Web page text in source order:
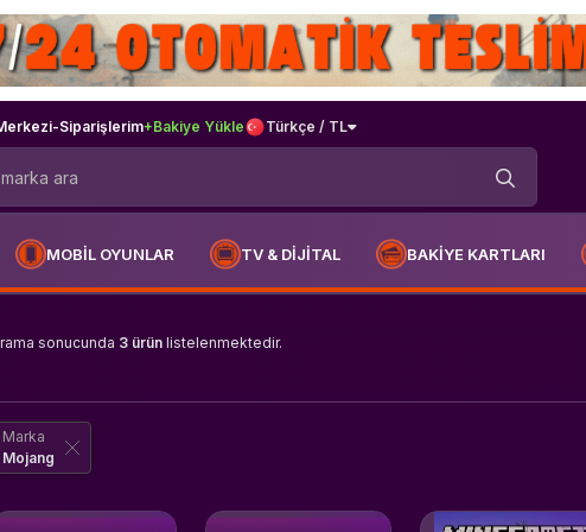
-Siparişlerim+Bakiye Yükle Türkçe / TL
MOBİL OYUNLAR TV & DİJİTAL BAKİYE KARTLARI
sonucunda 3 ürünlistelenmektedir.
Marka
Mojang